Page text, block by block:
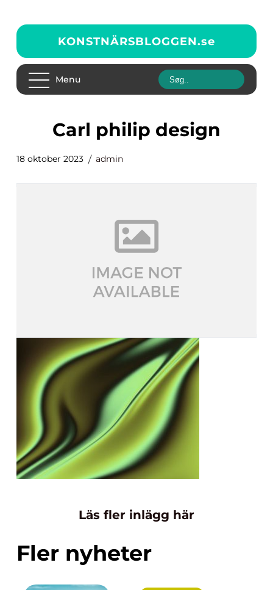
KONSTNÄRSBLOGGEN.se
Menu
carl philip design
18 oktober 2023 admin
Läs fler inlägg här
Fler nyheter